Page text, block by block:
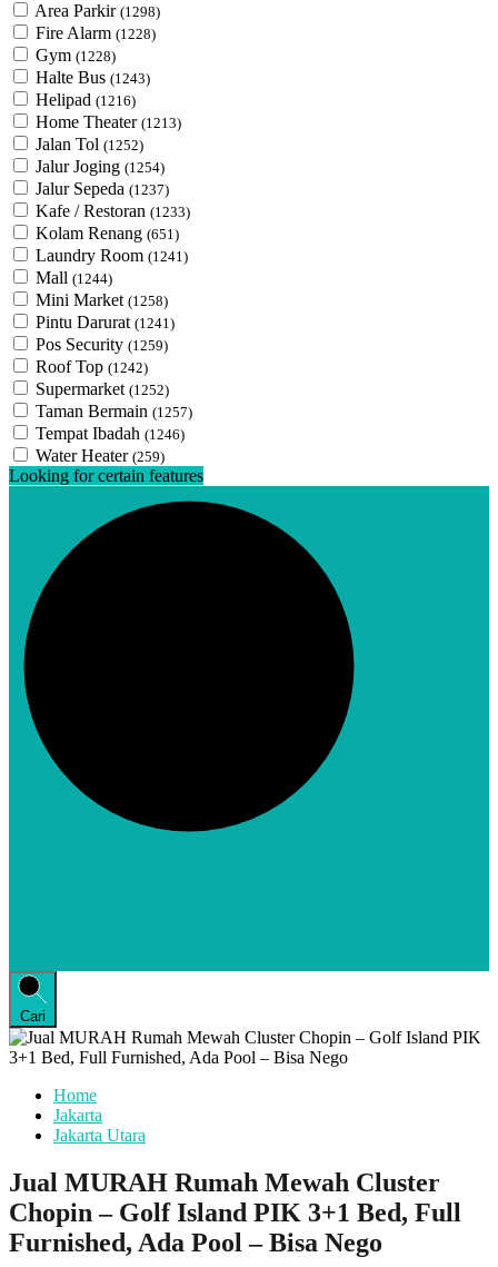
Area Parkir (1298)
Fire Alarm (1228)
Gym (1228)
Halte Bus (1243)
Helipad (1216)
Home Theater (1213)
Jalan Tol (1252)
Jalur Joging (1254)
Jalur Sepeda (1237)
Kafe / Restoran (1233)
Kolam Renang (651)
Laundry Room (1241)
Mall (1244)
Mini Market (1258)
Pintu Darurat (1241)
Pos Security (1259)
Roof Top (1242)
Supermarket (1252)
Taman Bermain (1257)
Tempat Ibadah (1246)
Water Heater (259)
Looking for certain features
Cari
Home
Jakarta
Jakarta Utara
Jual MURAH Rumah Mewah Cluster
Chopin – Golf Island PIK 3+1 Bed, Full
Furnished, Ada Pool – Bisa Nego